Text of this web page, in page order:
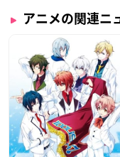
アニメの関連ニ